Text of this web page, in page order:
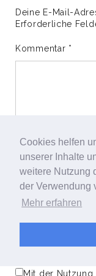
Cookies helfen
unserer Inhalte
weitere Nutzung
der Verwendung
Mehr erfahren
Deine E-Mail-
Erforderliche
Kommentar *
Name*
E-Mail-Adresse
Website
Mit der